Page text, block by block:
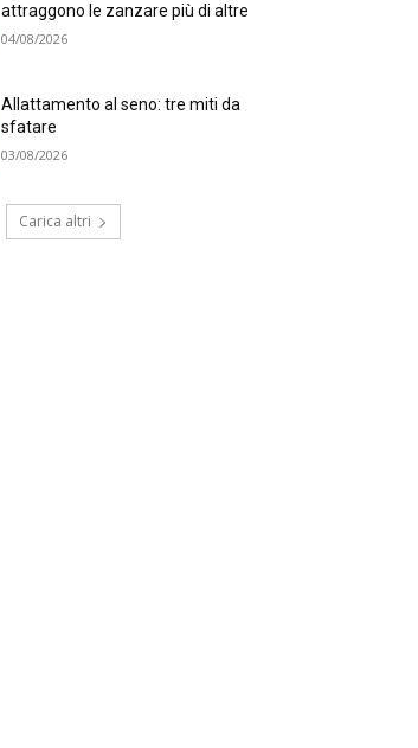
attraggono le zanzare più di altre
04/08/2026
Allattamento al seno: tre miti da
sfatare
03/08/2026
Carica altri